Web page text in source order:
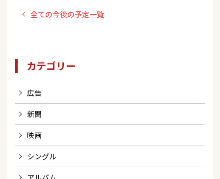
全ての今後の予定一覧
カテゴリー
広告
新聞
映画
シングル